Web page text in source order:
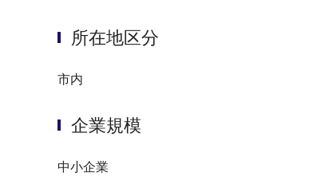
所在地区分
市内
企業規模
中小企業